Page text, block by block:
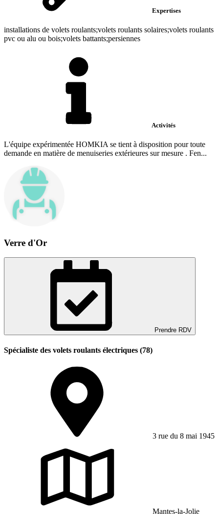
Expertises
installations de volets roulants;volets roulants solaires;volets roulants
pvc ou alu ou bois;volets battants;persiennes
Activités
L'équipe expérimentée HOMKIA se tient à disposition pour toute
demande en matière de menuiseries extérieures sur mesure . Fen...
Verre d'Or
Prendre RDV
Spécialiste des volets roulants électriques (78)
3 rue du 8 mai 1945
Mantes-la-Jolie